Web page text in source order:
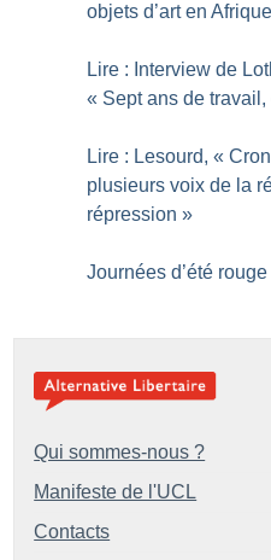
objets d’art en Afrique
Lire : Interview de
« Sept ans de travail,
Lire : Lesourd, «
plusieurs voix de la
répression »
Journées d’été
Qui sommes-nous ?
Manifeste de l'UCL
Contacts